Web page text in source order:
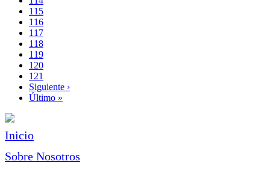
Page
115
Page
116
Página
actual
117
Page
118
Page
119
Page
120
Page
121
Siguiente
página
Siguiente ›
Última
Último »
Inicio
Sobre Nosotros